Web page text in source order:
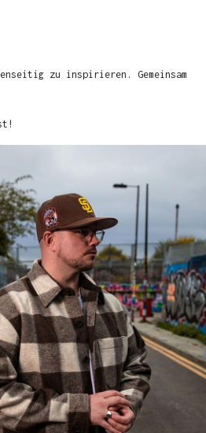
zu inspirieren. Gemeinsam